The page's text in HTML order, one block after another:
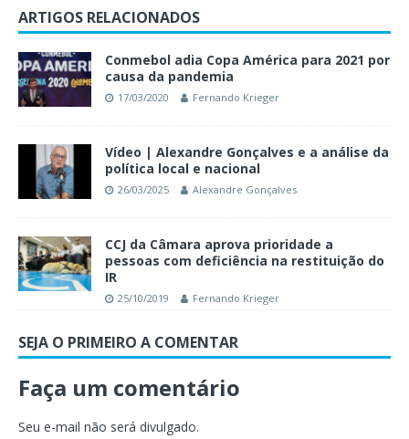
ARTIGOS RELACIONADOS
Conmebol adia Copa América para 2021 por
causa da pandemia
17/03/2020 Fernando Krieger
Vídeo | Alexandre Gonçalves e a análise da
política local e nacional
26/03/2025 Alexandre Gonçalves
CCJ da Câmara aprova prioridade a
pessoas com deficiência na restituição do
IR
25/10/2019 Fernando Krieger
SEJA O PRIMEIRO A COMENTAR
Faça um comentário
Seu e-mail não será divulgado.